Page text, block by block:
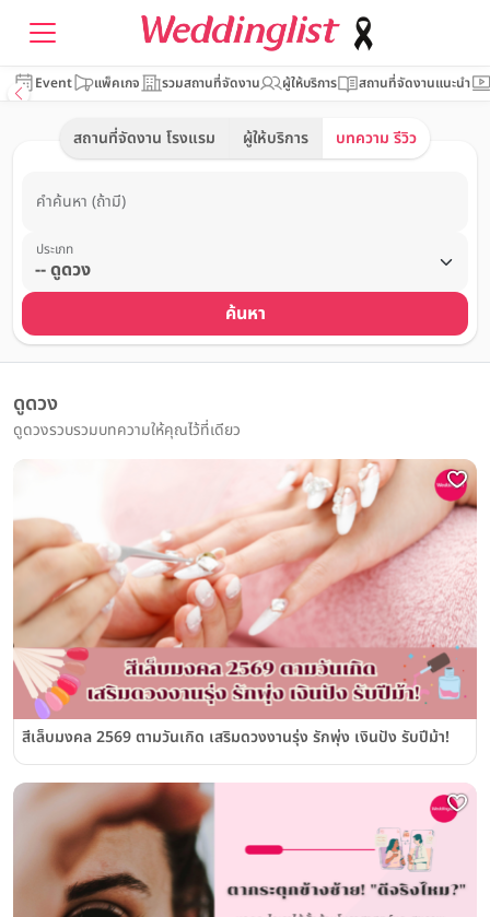
Event แพ็คเกจ รวมสถานที่จัดงาน ผู้ให้บริการ สถานที่จัดงานแนะนำ
สถานที่จัดงาน โรงแรม ผู้ให้บริการ บทความ รีวิว
คำค้นหา (ถ้ามี)
ประเภท
ค้นหา
ดูดวง
ดูดวงรวบรวมบทความให้คุณไว้ที่เดียว
สีเล็บมงคล 2569 ตามวันเกิด เสริมดวงงานรุ่ง รักพุ่ง เงินปัง รับปีม้า!